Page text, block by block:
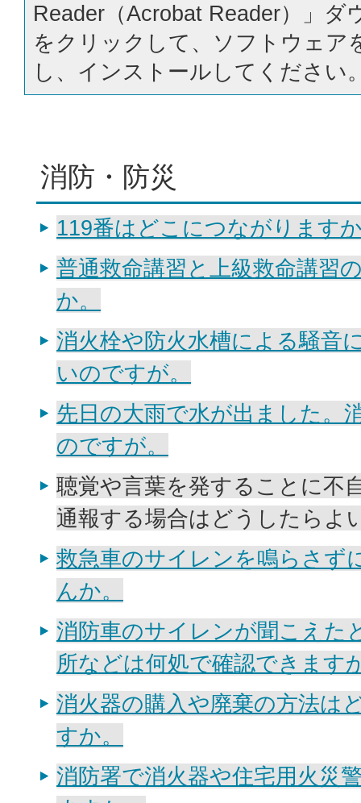
Reader（Acrobat Reader）」ダ
をクリックして、ソフトウェア
し、インストールしてください
消防・防災
119番はどこにつながります
普通救命講習と上級救命講習
か。
消火栓や防火水槽による騒音
いのですが。
先日の大雨で水が出ました。
のですが。
聴覚や言葉を発することに不
通報する場合はどうしたらよ
救急車のサイレンを鳴らさず
んか。
消防車のサイレンが聞こえた
所などは何処で確認できます
消火器の購入や廃棄の方法は
すか。
消防署で消火器や住宅用火災